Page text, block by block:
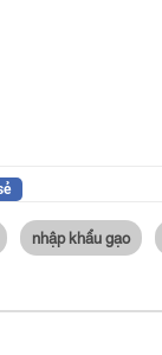
nhập khẩu gạo